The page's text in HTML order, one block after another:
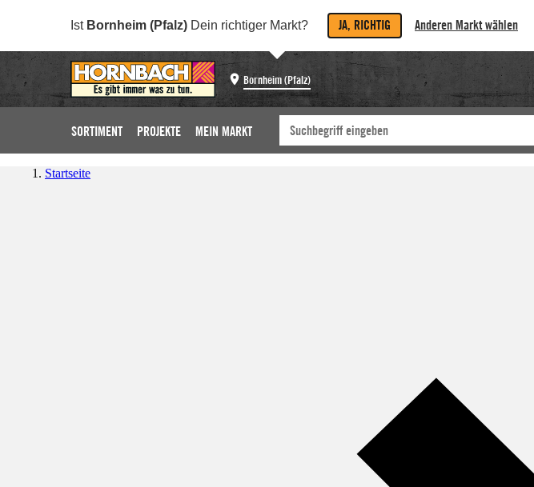
Ist Bornheim (Pfalz) Dein richtiger Markt? JA, RICHTIG Anderen Markt wählen
Bornheim (Pfalz)
SORTIMENT PROJEKTE MEIN MARKT
Startseite